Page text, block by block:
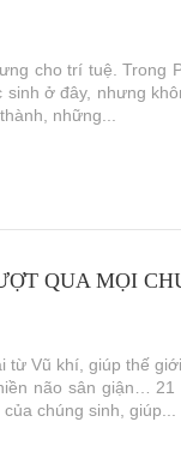
cho trí tuệ. Trong
ở đây, nhưng
những...
QUA MỌI
từ Vũ khí, giúp thế
não sân giận…
chúng sinh, giúp...